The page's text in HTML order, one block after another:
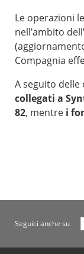
Le operazioni
nell’ambito dell’
Compagnia
A seguito
collegati a
82, mentre i
Seguici anche su